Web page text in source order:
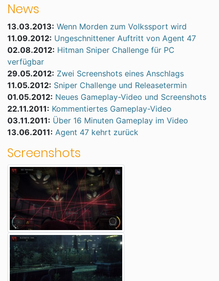
News
13.03.2013: Wenn Morden zum Volkssport wird
11.09.2012: Ungeschnittener Auftritt von Agent 47
02.08.2012: Hitman Sniper Challenge für PC
verfügbar
29.05.2012: Zwei Screenshots eines Anschlags
11.05.2012: Sniper Challenge und Releasetermin
01.05.2012: Neues Gameplay-Video und Screenshots
22.11.2011: Kommentiertes Gameplay-Video
03.11.2011: Über 16 Minuten Gameplay im Video
13.06.2011: Agent 47 kehrt zurück
Screenshots